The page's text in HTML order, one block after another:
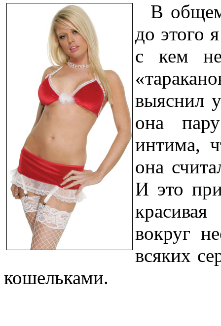
В
до этого
с кем
выяснил
она
интима,
она
И это
вокруг
всяких
кошельками.